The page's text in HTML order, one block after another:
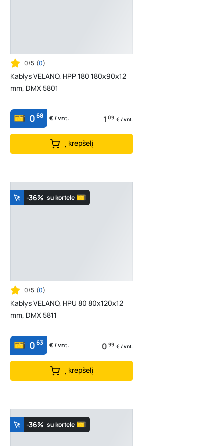
0/5 (0)
Kablys VELANO, HPP 180 180x90x12
mm, DMX 5801
068 € / vnt. 1 09 € / vnt.
Į krepšelį
-36% su kortele
0/5 (0)
Kablys VELANO, HPU 80 80x120x12
mm, DMX 5811
063 € / vnt. 0 99 € / vnt.
Į krepšelį
-36% su kortele